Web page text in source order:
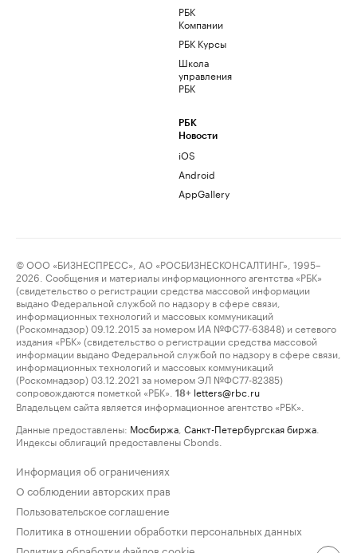
РБК
Компании
РБК Курсы
Школа
управления
РБК
РБК
Новости
iOS
Android
AppGallery
© ООО «БИЗНЕСПРЕСС», АО «РОСБИЗНЕСКОНСАЛТИНГ», 1995–
2026. Сообщения и материалы информационного агентства «РБК»
(свидетельство о регистрации средства массовой информации
выдано Федеральной службой по надзору в сфере связи,
информационных технологий и массовых коммуникаций
(Роскомнадзор) 09.12.2015 за номером ИА №ФС77-63848) и сетевого
издания «РБК» (свидетельство о регистрации средства массовой
информации выдано Федеральной службой по надзору в сфере связи,
информационных технологий и массовых коммуникаций
(Роскомнадзор) 03.12.2021 за номером ЭЛ №ФС77-82385)
сопровождаются пометкой «РБК».
18+ letters@rbc.ru
Владельцем сайта является информационное агентство «РБК».
Данные предоставлены: Мосбиржа Санкт-Петербургская биржа
Индексы облигаций предоставлены Cbonds.
Информация об ограничениях
О соблюдении авторских прав
Пользовательское соглашение
Политика в отношении обработки персональных данных
Политика обработки файлов cookie